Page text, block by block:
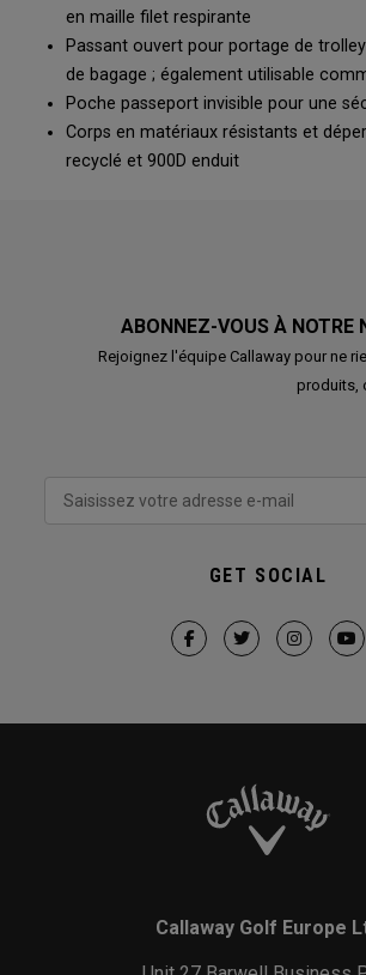
en maille filet respirante
Passant ouvert pour portage de
de bagage ; également utilisable
Poche passeport invisible pour une
Corps en matériaux résistants et
recyclé et 900D enduit
ABONNEZ-VOUS À NOTRE
Rejoignez l'équipe Callaway pour ne
produits,
GET SOCIAL
Callaway Golf Europe